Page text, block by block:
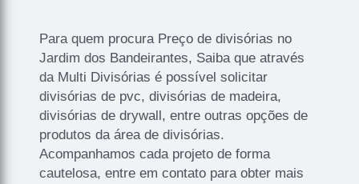
Para quem procura Preço de divisórias no
Jardim dos Bandeirantes, Saiba que através
da Multi Divisórias é possível solicitar
divisórias de pvc, divisórias de madeira,
divisórias de drywall, entre outras opções de
produtos da área de divisórias.
Acompanhamos cada projeto de forma
cautelosa, entre em contato para obter mais